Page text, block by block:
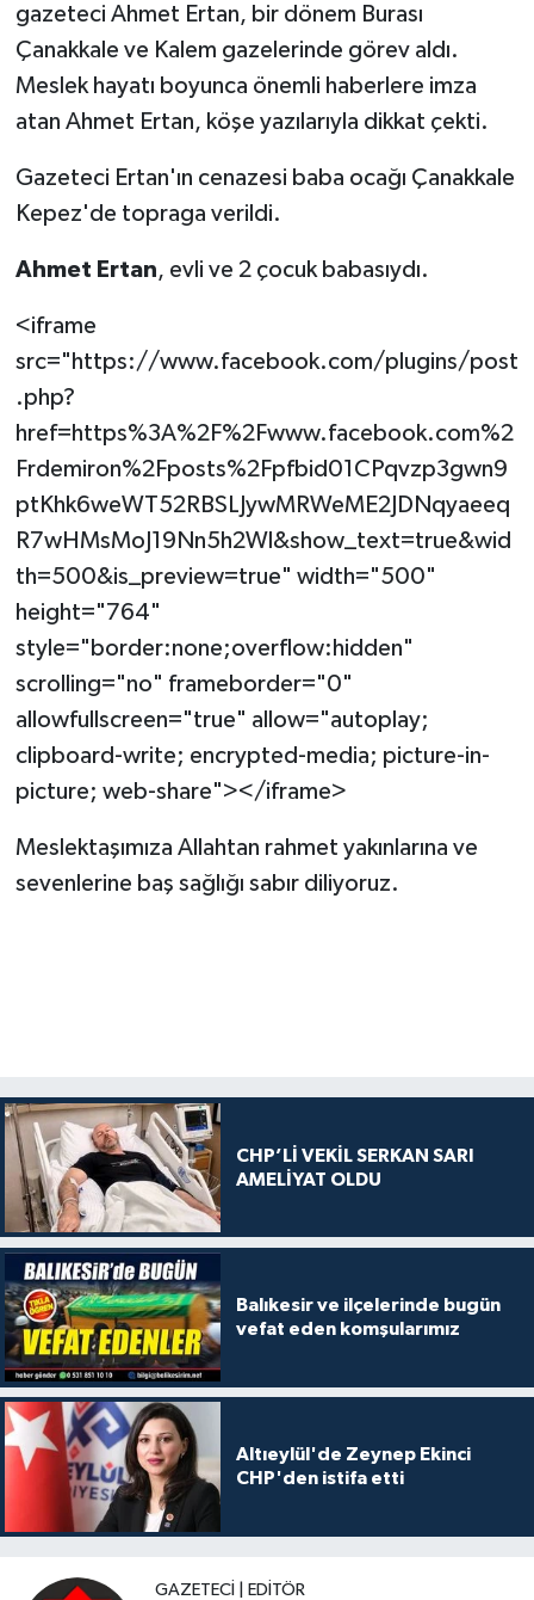
gazeteci Ahmet Ertan, bir dönem Burası
Çanakkale ve Kalem gazelerinde görev aldı.
Meslek hayatı boyunca önemli haberlere imza
atan Ahmet Ertan, köşe yazılarıyla dikkat çekti.
Gazeteci Ertan'ın cenazesi baba ocağı Çanakkale
Kepez'de topraga verildi.
Ahmet Ertan, evli ve 2 çocuk babasıydı.
<iframe
src="https://www.facebook.com/plugins/post
.php?
href=https%3A%2F%2Fwww.facebook.com%2
Frdemiron%2Fposts%2Fpfbid01CPqvzp3gwn9
ptKhk6weWT52RBSLJywMRWeME2JDNqyaeeq
R7wHMsMoJ19Nn5h2Wl&show_text=true&wid
th=500&is_preview=true" width="500"
height="764"
style="border:none;overflow:hidden"
scrolling="no" frameborder="0"
allowfullscreen="true" allow="autoplay;
clipboard-write; encrypted-media; picture-in-
picture; web-share"></iframe>
Meslektaşımıza Allahtan rahmet yakınlarına ve
sevenlerine baş sağlığı sabır diliyoruz.
CHP’Lİ VEKİL SERKAN SARI
AMELİYAT OLDU
Balıkesir ve ilçelerinde bugün
vefat eden komşularımız
Altıeylül'de Zeynep Ekinci
CHP'den istifa etti
GAZETECI | EDITÖR